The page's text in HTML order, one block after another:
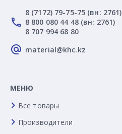
8 (7172) 79-75-75 (вн: 2761)
8 800 080 44 48 (вн: 2761)
8 707 994 68 80
material@khc.kz
МЕНЮ
Все товары
Производители